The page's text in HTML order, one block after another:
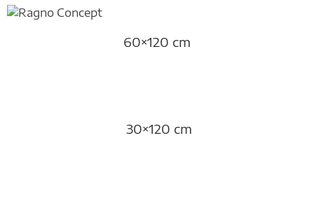
60×120 cm
30×120 cm